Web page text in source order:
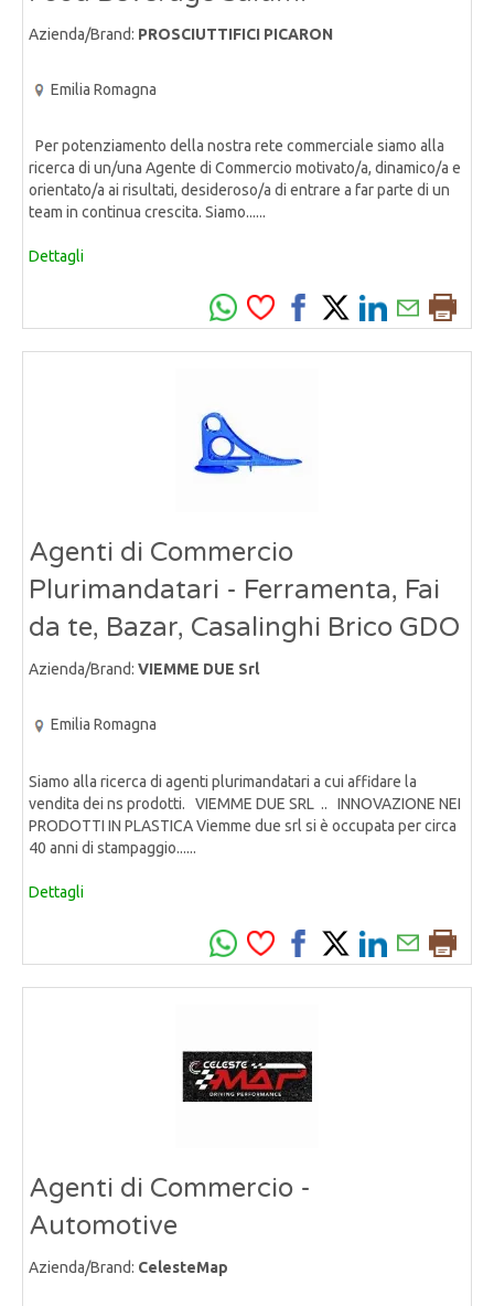
Azienda/Brand: PROSCIUTTIFICI PICARON
Emilia Romagna
Per potenziamento della nostra rete commerciale siamo alla
ricerca di un/una Agente di Commercio motivato/a, dinamico/a e
orientato/a ai risultati, desideroso/a di entrare a far parte di un
team in continua crescita. Siamo......
Dettagli
Agenti di Commercio
Plurimandatari - Ferramenta, Fai
da te, Bazar, Casalinghi Brico GDO
Azienda/Brand: VIEMME DUE Srl
Emilia Romagna
Siamo alla ricerca di agenti plurimandatari a cui affidare la
vendita dei ns prodotti. VIEMME DUE SRL .. INNOVAZIONE NEI
PRODOTTI IN PLASTICA Viemme due srl si è occupata per circa
40 anni di stampaggio......
Dettagli
Agenti di Commercio -
Automotive
Azienda/Brand: CelesteMap